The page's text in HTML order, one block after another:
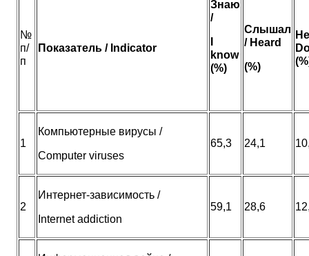
№
п/
п
Показатель / Indicator
Знаю
/
know
(%)
Слышал
/ Heard
(%)
1
Компьютерные вирусы /
Computer viruses
65,3 24,1
2
Интернет-зависимость /
Internet addiction
59,1 28,6